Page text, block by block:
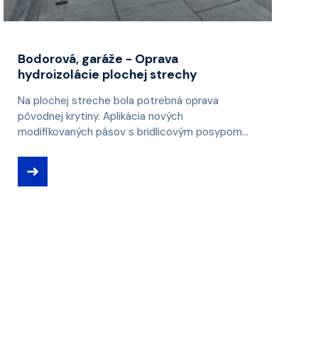
Bodorová, garáže - Oprava
hydroizolácie plochej strechy
Na plochej streche bola potrebná oprava
pôvodnej krytiny. Aplikácia nových
modifikovaných pásov s bridlicovým posypom...
➜